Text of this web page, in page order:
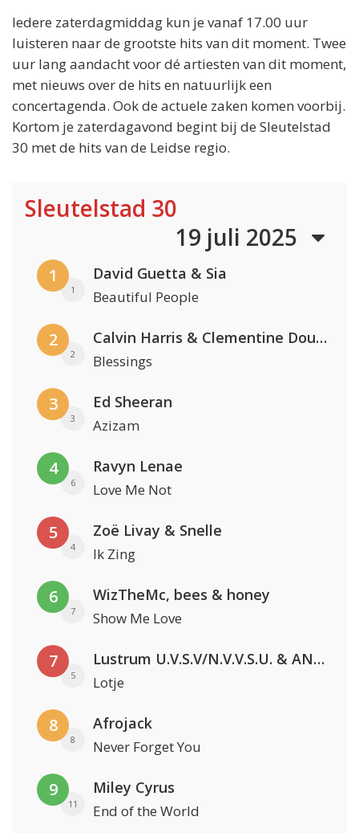
Iedere zaterdagmiddag kun je vanaf 17.00 uur
luisteren naar de grootste hits van dit moment. Twee
uur lang aandacht voor dé artiesten van dit moment,
met nieuws over de hits en natuurlijk een
concertagenda. Ook de actuele zaken komen voorbij.
Kortom je zaterdagavond begint bij de Sleutelstad
30 met de hits van de Leidse regio.
Sleutelstad 30
19 juli 2025
1
1
David Guetta & Sia
Beautiful People
2
2
Calvin Harris & Clementine Douglas
Blessings
3
3
Ed Sheeran
Azizam
4
6
Ravyn Lenae
Love Me Not
5
4
Zoë Livay & Snelle
Ik Zing
6
7
WizTheMc, bees & honey
Show Me Love
7
5
Lustrum U.V.S.V/N.V.V.S.U. & ANNO ONS & Jopke van Dobbenburgh & Roeland Beelen
Lotje
8
8
Afrojack
Never Forget You
9
11
Miley Cyrus
End of the World